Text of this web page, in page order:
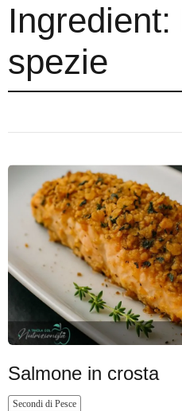
Ingredient:
spezie
Salmone in crosta
Secondi di Pesce